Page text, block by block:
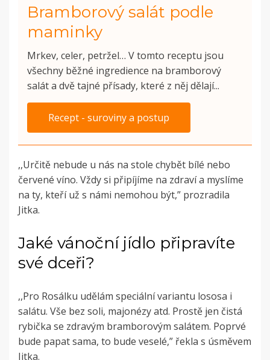
Bramborový salát podle
maminky
Mrkev, celer, petržel… V tomto receptu jsou
všechny běžné ingredience na bramborový
salát a dvě tajné přísady, které z něj dělají...
Recept - suroviny a postup
,,Určitě nebude u nás na stole chybět bílé nebo
červené víno. Vždy si připíjíme na zdraví a myslíme
na ty, kteří už s námi nemohou být,” prozradila
Jitka.
Jaké vánoční jídlo připravíte
své dceři?
,,Pro Rosálku udělám speciální variantu lososa i
salátu. Vše bez soli, majonézy atd. Prostě jen čistá
rybička se zdravým bramborovým salátem. Poprvé
bude papat sama, to bude veselé,” řekla s úsměvem
Jitka.